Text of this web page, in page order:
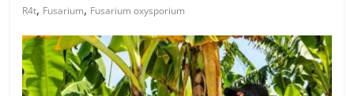
R4t, Fusarium, Fusarium oxysporium